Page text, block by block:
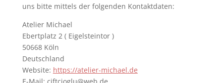
uns bitte mittels der folgenden Kontaktdaten:
Atelier Michael
Ebertplatz 2 ( Eigelsteintor )
50668 Köln
Deutschland
Website: https://atelier-michael.de